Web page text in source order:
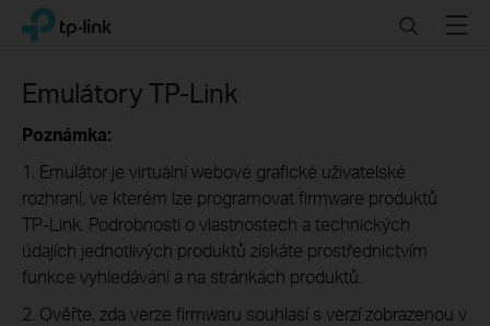
Click
navigation
TP-Link, Reliably Smart SearchMenu
Emulátory TP-Link
Poznámka:
1. Emulátor je virtuální webové grafické uživatelské
rozhraní, ve kterém lze programovat firmware produktů
TP-Link. Podrobnosti o vlastnostech a technických
údajích jednotlivých produktů získáte prostřednictvím
funkce vyhledávání a na stránkách produktů.
2. Ověřte, zda verze firmwaru souhlasí s verzí zobrazenou v